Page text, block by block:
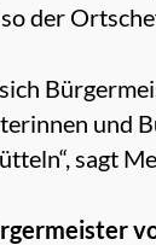
der
und
sagt